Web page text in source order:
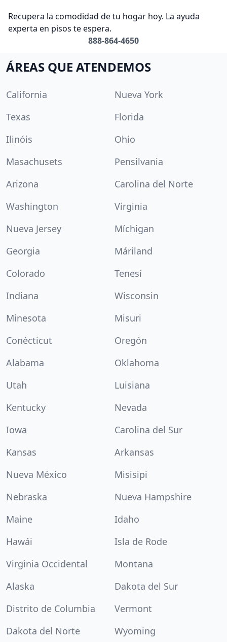
Recupera la comodidad de tu hogar hoy. La ayuda
experta en pisos te espera.
888-864-4650
ÁREAS QUE ATENDEMOS
California
Nueva York
Texas
Florida
Ilinóis
Ohio
Masachusets
Pensilvania
Arizona
Carolina del Norte
Washington
Virginia
Nueva Jersey
Míchigan
Georgia
Máriland
Colorado
Tenesí
Indiana
Wisconsin
Minesota
Misuri
Conécticut
Oregón
Alabama
Oklahoma
Utah
Luisiana
Kentucky
Nevada
Iowa
Carolina del Sur
Kansas
Arkansas
Nueva México
Misisipi
Nebraska
Nueva Hampshire
Maine
Idaho
Hawái
Isla de Rode
Virginia Occidental
Montana
Alaska
Dakota del Sur
Distrito de Columbia
Vermont
Dakota del Norte
Wyoming